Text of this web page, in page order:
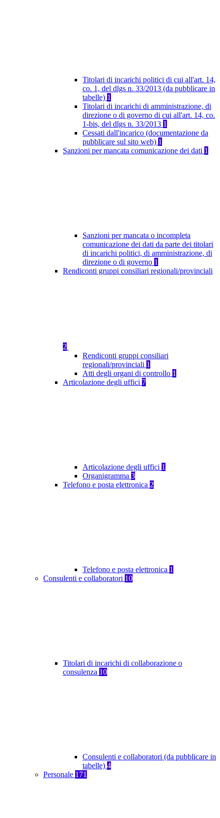
Titolari di incarichi politici di cui all'art. 14,
co. 1, del dlgs n. 33/2013 (da pubblicare in
tabelle) 1
Titolari di incarichi di amministrazione, di
direzione o di governo di cui all'art. 14, co.
1-bis, del dlgs n. 33/2013 1
Cessati dall'incarico (documentazione da
pubblicare sul sito web) 1
Sanzioni per mancata comunicazione dei dati 1
Sanzioni per mancata o incompleta
comunicazione dei dati da parte dei titolari
di incarichi politici, di amministrazione, di
direzione o di governo 1
Rendiconti gruppi consiliari regionali/provinciali
2
Rendiconti gruppi consiliari
regionali/provinciali 1
Atti degli organi di controllo 1
Articolazione degli uffici 7
Articolazione degli uffici 1
Organigramma 3
Telefono e posta elettronica 2
Telefono e posta elettronica 1
Consulenti e collaboratori 10
Titolari di incarichi di collaborazione o
consulenza 10
Consulenti e collaboratori (da pubblicare in
tabelle) 4
Personale 171